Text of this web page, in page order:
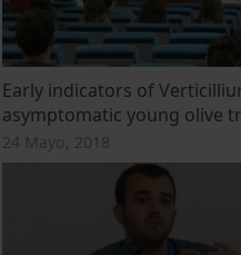
Early indicators of
asymptomatic young olive
24 Mayo, 2018